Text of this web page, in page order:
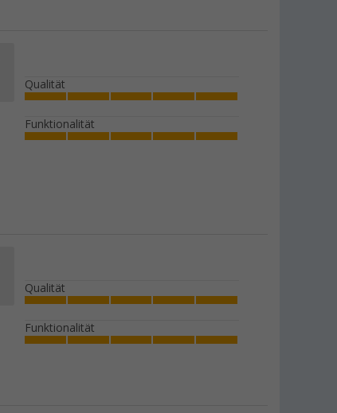
Qualität
Funktionalität
Qualität
Funktionalität